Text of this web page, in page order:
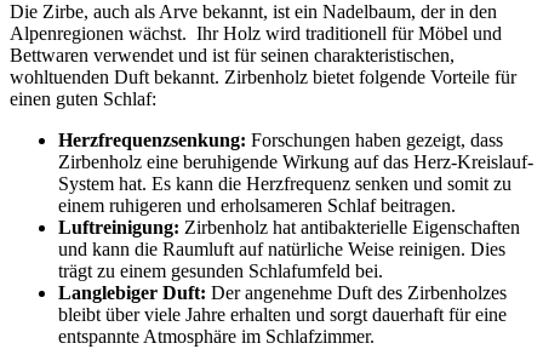
Die Zirbe, auch als Arve bekannt, ist ein Nadelbaum, der in den
Alpenregionen wächst. Ihr Holz wird traditionell für Möbel und
Bettwaren verwendet und ist für seinen charakteristischen,
wohltuenden Duft bekannt. Zirbenholz bietet folgende Vorteile für
einen guten Schlaf:
Herzfrequenzsenkung: Forschungen haben gezeigt, dass
Zirbenholz eine beruhigende Wirkung auf das Herz-Kreislauf-
System hat. Es kann die Herzfrequenz senken und somit zu
einem ruhigeren und erholsameren Schlaf beitragen.
Luftreinigung: Zirbenholz hat antibakterielle Eigenschaften
und kann die Raumluft auf natürliche Weise reinigen. Dies
trägt zu einem gesunden Schlafumfeld bei.
Langlebiger Duft: Der angenehme Duft des Zirbenholzes
bleibt über viele Jahre erhalten und sorgt dauerhaft für eine
entspannte Atmosphäre im Schlafzimmer.